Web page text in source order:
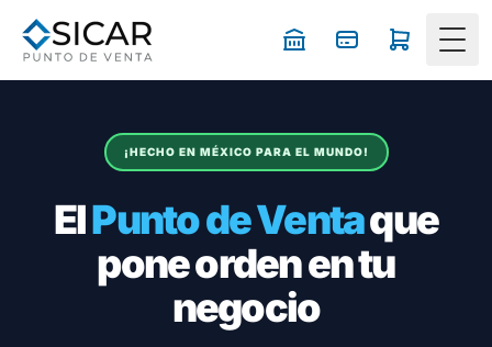
¡HECHO EN MÉXICO PARA EL MUNDO!
ElPunto de Ventaque
pone orden en tu
negocio